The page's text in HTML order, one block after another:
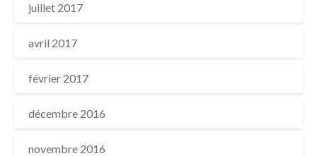
juillet 2017
avril 2017
février 2017
décembre 2016
novembre 2016